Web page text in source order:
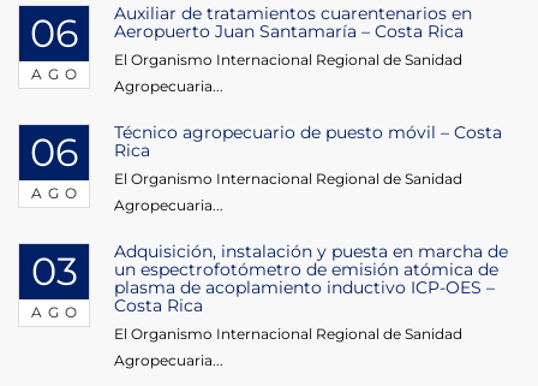
06
AGO
Auxiliar de tratamientos cuarentenarios en
Aeropuerto Juan Santamaría – Costa Rica
El Organismo Internacional Regional de Sanidad
Agropecuaria...
06
AGO
Técnico agropecuario de puesto móvil – Costa
Rica
El Organismo Internacional Regional de Sanidad
Agropecuaria...
03
AGO
Adquisición, instalación y puesta en marcha de
un espectrofotómetro de emisión atómica de
plasma de acoplamiento inductivo ICP-OES –
Costa Rica
El Organismo Internacional Regional de Sanidad
Agropecuaria...